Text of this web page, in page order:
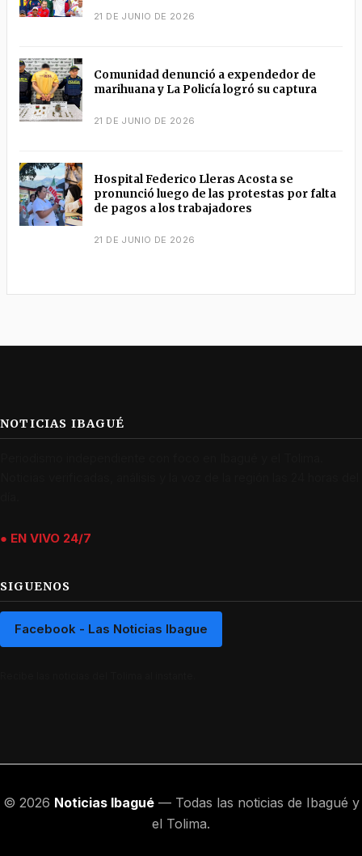
21 DE JUNIO DE 2026
Comunidad denunció a expendedor de
marihuana y La Policía logró su captura
21 DE JUNIO DE 2026
Hospital Federico Lleras Acosta se
pronunció luego de las protestas por falta
de pagos a los trabajadores
21 DE JUNIO DE 2026
NOTICIAS IBAGUÉ
● EN VIVO 24/7
SIGUENOS
Facebook - Las Noticias Ibague
© 2026 Noticias Ibagué— Todas las noticias de Ibagué y
el Tolima.